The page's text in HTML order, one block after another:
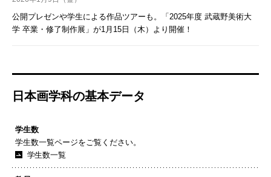
公開プレゼンや学生による作品ツアーも。「2025年度 武蔵野美術大
学 卒業・修了制作展」が1月15日（木）より開催！
日本画学科の基本データ
学生数
学生数一覧ページをご覧ください。
学生数一覧